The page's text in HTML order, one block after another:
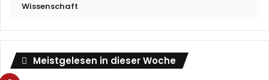
Wissenschaft
Meistgelesen in dieser Woche